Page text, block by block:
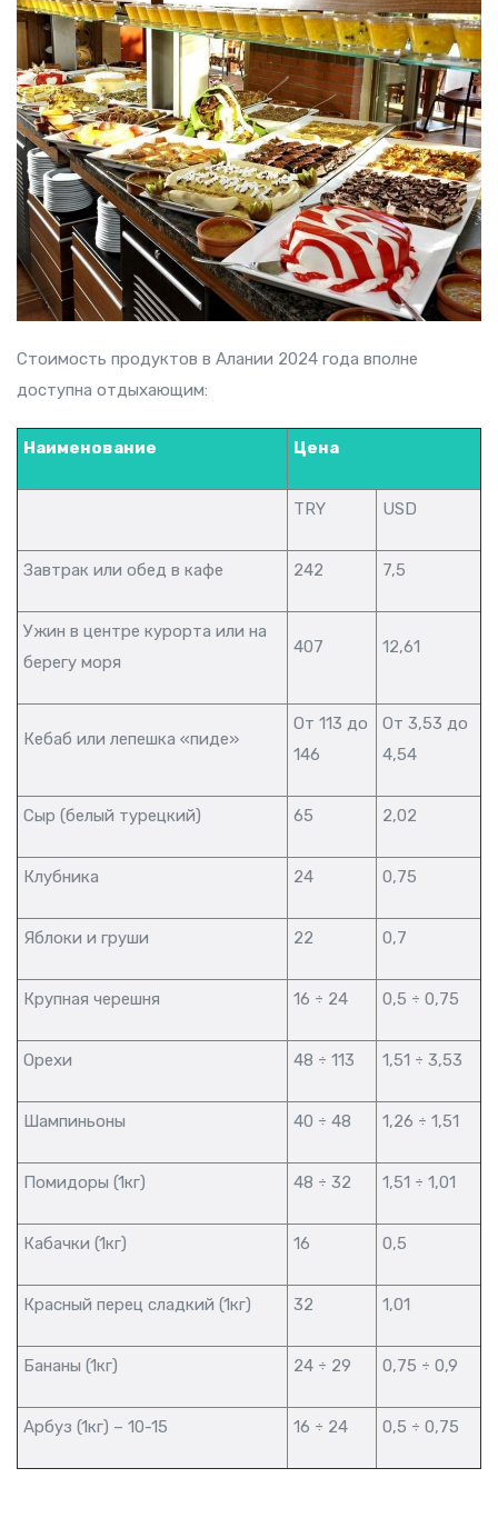
Стоимость продуктов в Алании 2024 года вполне
доступна отдыхающим:
Наименование Цена
TRY USD
Завтрак или обед в кафе 242 7,5
Ужин в центре курорта или на
берегу моря
407 12,61
Кебаб или лепешка «пиде»
От 113 до
146
От 3,53 до
4,54
Сыр (белый турецкий) 65 2,02
Клубника 24 0,75
Яблоки и груши 22 0,7
Крупная черешня 16 ÷ 24 0,5 ÷ 0,75
Орехи 48 ÷ 113 1,51 ÷ 3,53
Шампиньоны 40 ÷ 48 1,26 ÷ 1,51
Помидоры (1кг) 48 ÷ 32 1,51 ÷ 1,01
Кабачки (1кг) 16 0,5
Красный перец сладкий (1кг) 32 1,01
Бананы (1кг) 24 ÷ 29 0,75 ÷ 0,9
Арбуз (1кг) – 10-15 16 ÷ 24 0,5 ÷ 0,75